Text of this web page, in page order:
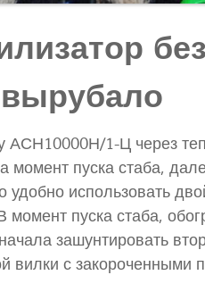
вырубало
АСН10000Н/1-Ц через
момент пуска стаба,
удобно использовать
пуска стаба,
зашунтировать
вилки с закороченными